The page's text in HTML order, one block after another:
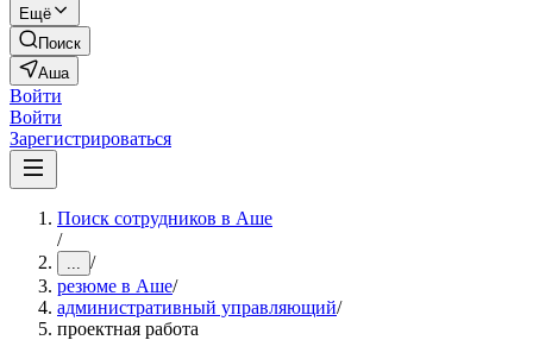
Ещё
Поиск
Аша
Войти
Войти
Зарегистрироваться
Поиск сотрудников в Аше
/
... /
резюме в Аше/
административный управляющий/
проектная работа